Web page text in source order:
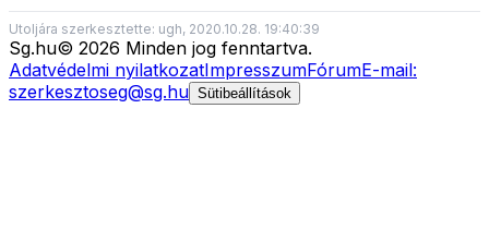
Utoljára szerkesztette: ugh, 2020.10.28. 19:40:39
Sg.hu© 2026 Minden jog fenntartva.
Adatvédelmi nyilatkozatImpresszumFórumE-mail:
szerkesztoseg@sg.hu Sütibeállítások